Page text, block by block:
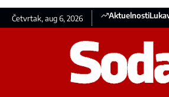
Četvrtak, aug 6, 2026 Aktuelnosti